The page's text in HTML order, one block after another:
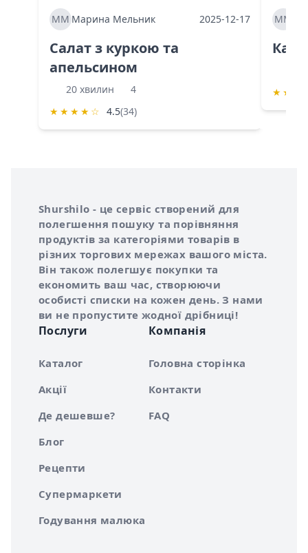
ММ Марина Мельник 2025-12-17
Салат з куркою та
апельсином
20 хвилин
4
★ ★ ★ ★ ☆ 4.5(34)
ММ
★ ★
Про сервіс Shurshilo
Shurshilo - це сервіс створений для
полегшення пошуку та порівняння
продуктів за категоріями товарів в
різних торгових мережах вашого міста.
Він також полегшує покупки та
економить ваш час, створюючи
особисті списки на кожен день. З нами
ви не пропустите жодної дрібниці!
Послуги
Каталог
Акції
Де дешевше?
Блог
Рецепти
Супермаркети
Годування малюка
Компанія
Головна сторінка
Контакти
FAQ